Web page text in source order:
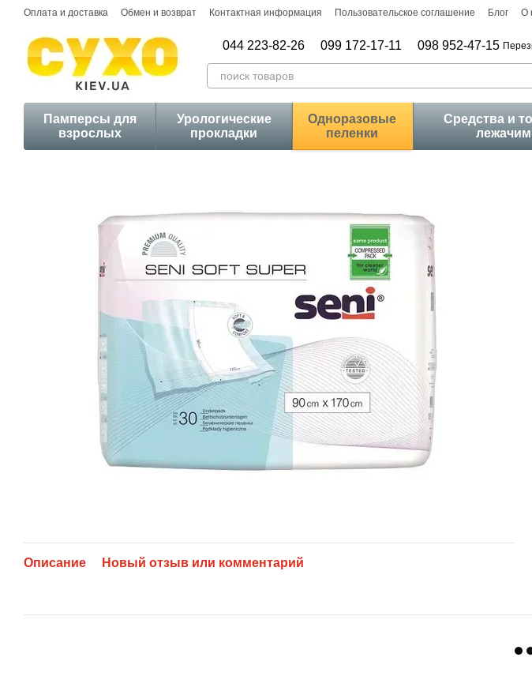
Перейти к основному контенту
Оплата и доставка Обмен и возврат Контактная информация Пользовательское соглашение Блог О
044 223-82-26 099 172-17-11 098 952-47-15
Памперсы для
взрослых
Урологические
прокладки
Одноразовые
пеленки
Средства и
Описание Новый отзыв или комментарий